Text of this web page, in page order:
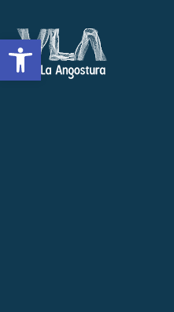
Open toolbar